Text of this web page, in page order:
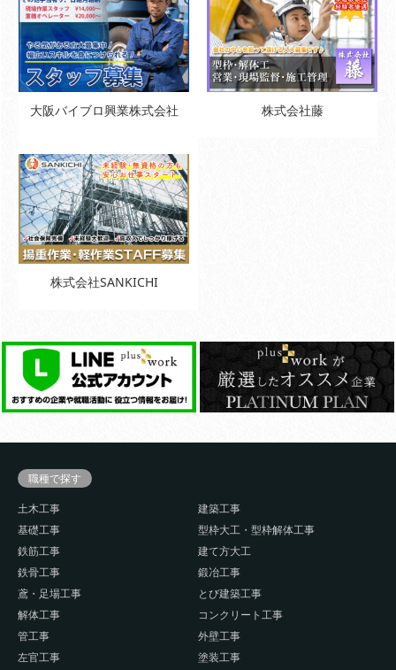
大阪バイブロ興業株式会社 株式会社藤
株式会社SANKICHI
職種で探す
土木工事
建築工事
基礎工事
型枠大工・型枠解体工事
鉄筋工事
建て方大工
鉄骨工事
鍛冶工事
鳶・足場工事
とび建築工事
解体工事
コンクリート工事
管工事
外壁工事
左官工事
塗装工事